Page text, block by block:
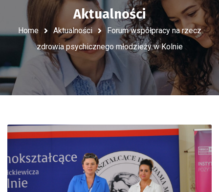
Aktualności
Home Aktualności
Forum współpracy na rzecz
zdrowia psychicznego młodzieży w Kolnie